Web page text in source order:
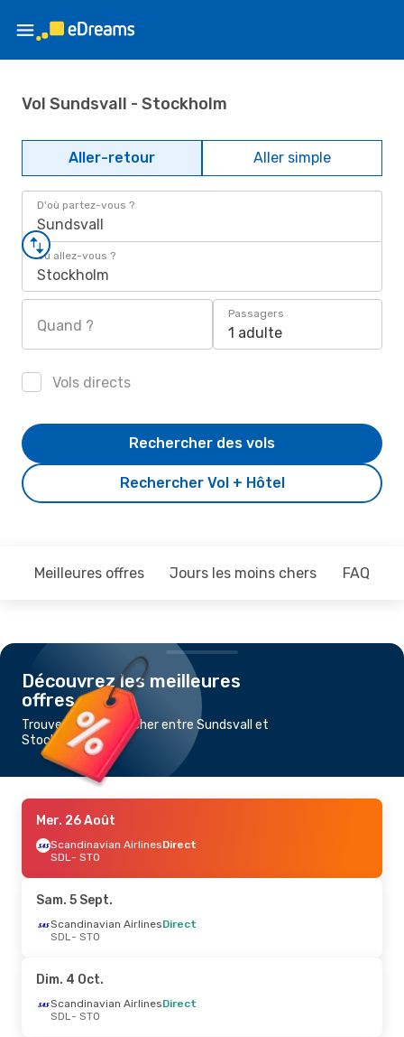
Vol Sundsvall - Stockholm
Aller-retour Aller simple
D'où partez-vous ?
Sundsvall
Où allez-vous ?
Stockholm
Quand ?
Passagers
1 adulte
Vols directs
Rechercher Vol + Hôtel
Rechercher des vols
Meilleures offres Jours les moins chers FAQ
Découvrez les meilleures
offres
Trouvez un vol pas cher entre Sundsvall et
Stockholm
Mer. 26 Août
Scandinavian AirlinesDirect
SDL- STO
Sam. 5 Sept.
Scandinavian AirlinesDirect
SDL- STO
Dim. 4 Oct.
Scandinavian AirlinesDirect
SDL- STO